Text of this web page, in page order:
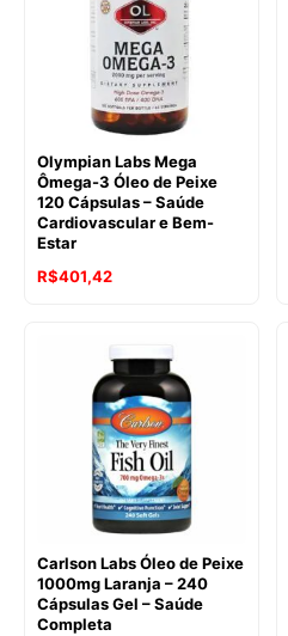
Olympian Labs Mega
Ômega-3 Óleo de Peixe
120 Cápsulas – Saúde
Cardiovascular e Bem-
Estar
R$401,42
Carlson Labs Óleo de Peixe
1000mg Laranja – 240
Cápsulas Gel – Saúde
Completa